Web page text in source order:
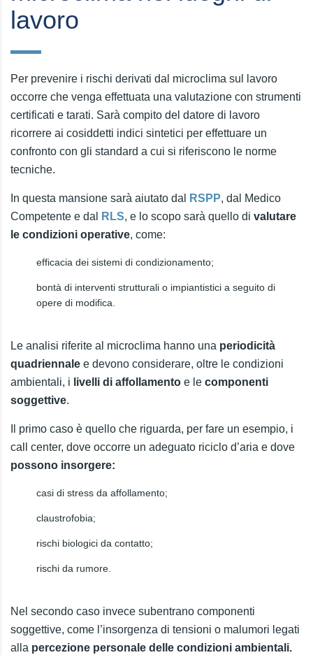
lavoro
Per prevenire i rischi derivati dal microclima sul lavoro
occorre che venga effettuata una valutazione con strumenti
certificati e tarati. Sarà compito del datore di lavoro
ricorrere ai cosiddetti indici sintetici per effettuare un
confronto con gli standard a cui si riferiscono le norme
tecniche.
In questa mansione sarà aiutato dal RSPP, dal Medico
Competente e dal
RLS, e lo scopo sarà quello di valutare
le condizioni operative, come:
efficacia dei sistemi di condizionamento;
bontà di interventi strutturali o impiantistici a seguito di
opere di modifica.
Le analisi riferite al microclima hanno una periodicità
quadriennale e devono considerare, oltre le condizioni
ambientali, i livelli di affollamento e le componenti
soggettive.
Il primo caso è quello che riguarda, per fare un esempio, i
call center, dove occorre un adeguato riciclo d’aria e dove
possono insorgere:
casi di stress da affollamento;
claustrofobia;
rischi biologici da contatto;
rischi da rumore.
Nel secondo caso invece subentrano componenti
soggettive, come l’insorgenza di tensioni o malumori legati
alla percezione personale delle condizioni ambientali.